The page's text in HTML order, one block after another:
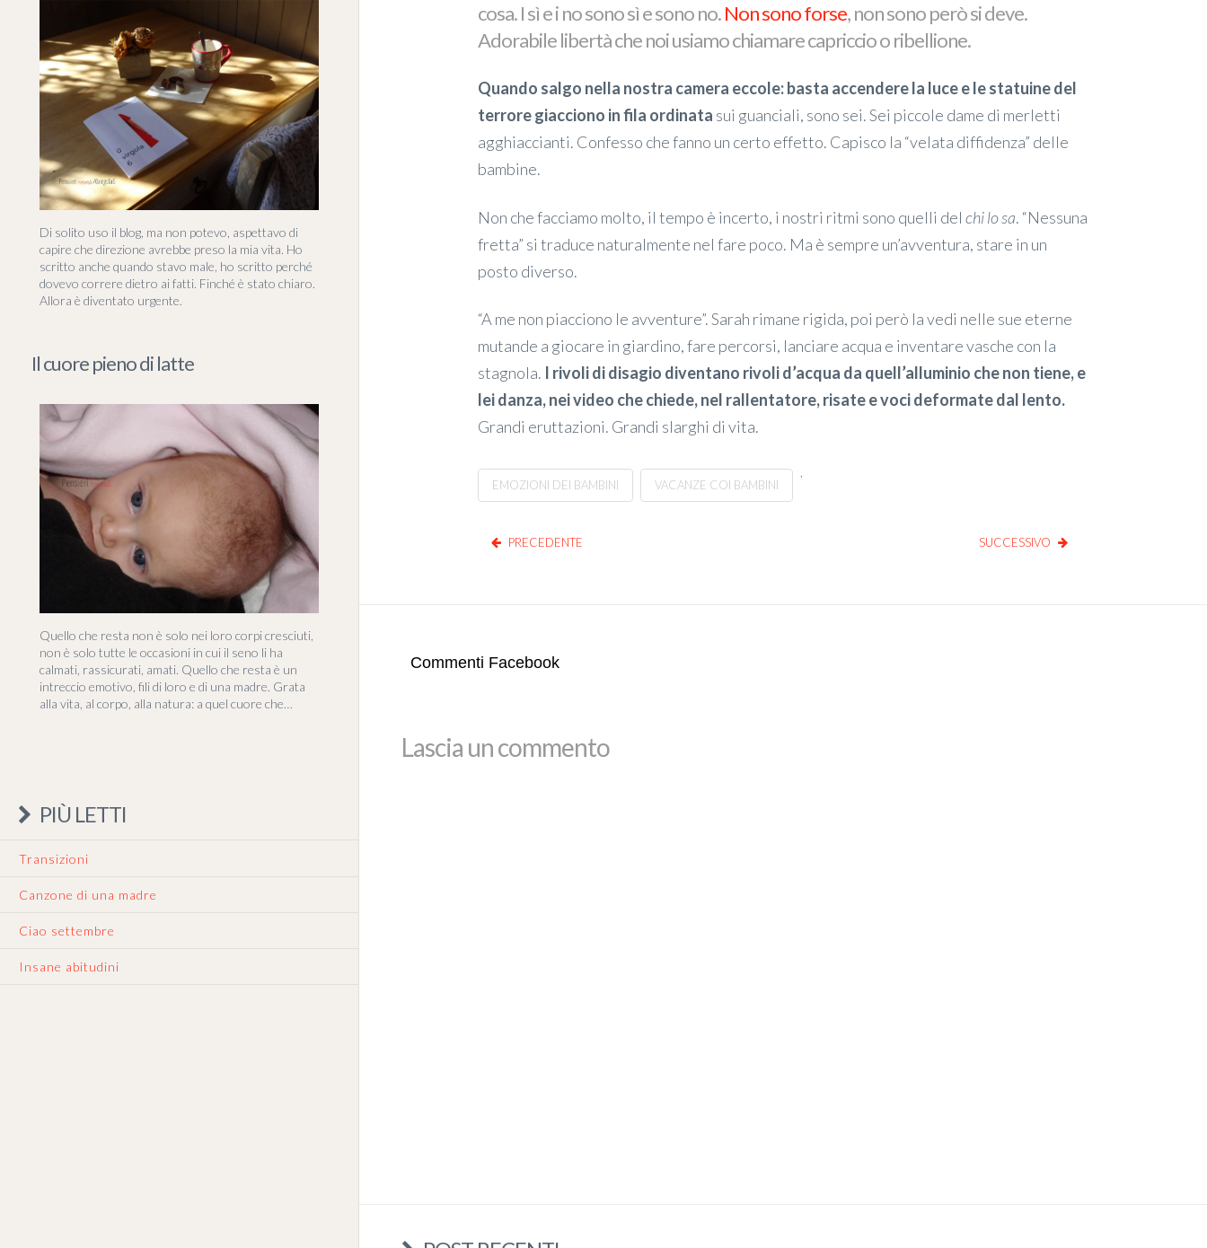
cosa. I sì e i no sono sì e sono no.Non sono forse, non sono però si deve.
Adorabile libertà che noi usiamo chiamare capriccio o ribellione.
Quando salgo nella nostra camera eccole: basta accendere la luce e le statuine del
terrore giacciono in fila ordinata sui guanciali, sono sei. Sei piccole dame di merletti
agghiaccianti. Confesso che fanno un certo effetto. Capisco la “velata diffidenza” delle
bambine.
Non che facciamo molto, il tempo è incerto, i nostri ritmi sono quelli delchi lo sa. “Nessuna
fretta” si traduce naturalmente nel fare poco. Ma è sempre un’avventura, stare in un
posto diverso.
“A me non piacciono le avventure”. Sarah rimane rigida, poi però la vedi nelle sue eterne
mutande a giocare in giardino, fare percorsi, lanciare acqua e inventare vasche con la
stagnola. I rivoli di disagio diventano rivoli d’acqua da quell’alluminio che non tiene, e
lei danza, nei video che chiede, nel rallentatore, risate e voci deformate dal lento.
Grandi eruttazioni. Grandi slarghi di vita.
EMOZIONI DEI BAMBINI VACANZE COI BAMBINI
PRECEDENTE SUCCESSIVO
Commenti Facebook
Lascia un commento
Di solito uso il blog, ma non potevo, aspettavo di
capire che direzione avrebbe preso la mia vita. Ho
scritto anche quando stavo male, ho scritto perché
dovevo correre dietro ai fatti. Finché è stato chiaro.
Allora è diventato urgente.
Il cuore pieno di latte
Quello che resta non è solo nei loro corpi cresciuti,
non è solo tutte le occasioni in cui il seno li ha
calmati, rassicurati, amati. Quello che resta è un
intreccio emotivo, fili di loro e di una madre. Grata
alla vita, al corpo, alla natura: a quel cuore che…
PIÙ LETTI
Transizioni
Canzone di una madre
Ciao settembre
Insane abitudini